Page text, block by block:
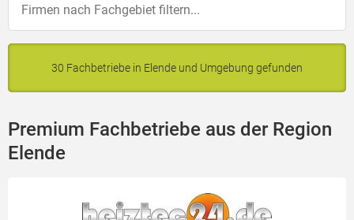
30 Fachbetriebe in Elende und Umgebung gefunden
Premium Fachbetriebe aus der Region
Elende